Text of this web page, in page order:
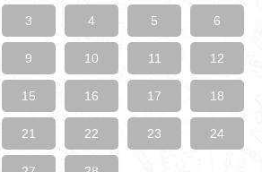
3 4 5 6
9 10 11 12
15 16 17 18
21 22 23 24